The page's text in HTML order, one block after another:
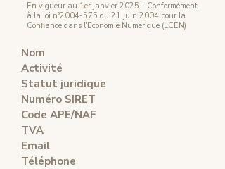
En vigueur au 1er janvier 2025 - Conformément
à la loi n°2004-575 du 21 juin 2004 pour la
Confiance dans l'Economie Numérique (LCEN)
Nom
Activité
Statut juridique
Numéro SIRET
Code APE/NAF
TVA
Email
Téléphone